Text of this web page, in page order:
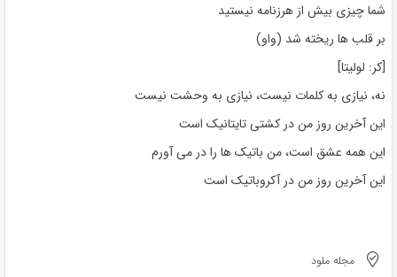
شما چیزی بیش از هرزنامه نیستید
بر قلب ها ریخته شد (واو)
[کر: لولیتا]
نه، نیازی به کلمات نیست، نیازی به وحشت نیست
این آخرین روز من در کشتی تایتانیک است
این همه عشق است، من باتیک ها را در می آورم
این آخرین روز من در آکروباتیک است
مجله ملود